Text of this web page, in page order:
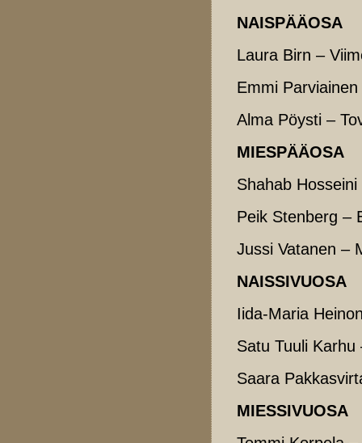
NAISPÄÄOSA
Laura Birn –
Emmi
Alma Pöysti –
MIESPÄÄOSA
Shahab
Peik Stenberg –
Jussi Vatanen –
NAISSIVUOSA
Iida-Maria
Satu Tuuli Karhu
Saara
MIESSIVUOSA